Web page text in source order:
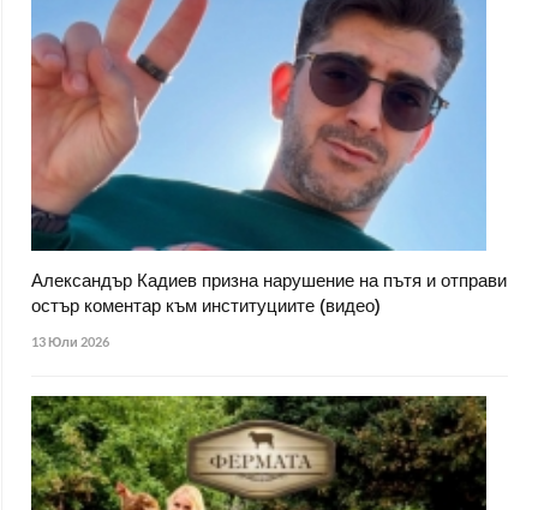
Александър Кадиев призна нарушение на пътя и отправи
остър коментар към институциите (видео)
13 Юли 2026